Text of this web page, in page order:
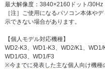
最大解像度：3840×2160ドット/30Hz
［注］ご使用になるパソコン本体や
示できない場合があります。
【個人モデル対応機種】
WD2-K3、WD1-K3、WD2/K1、WD1/
WD1/G3、WD1/F3
※今までに発表した主な個人向け機種